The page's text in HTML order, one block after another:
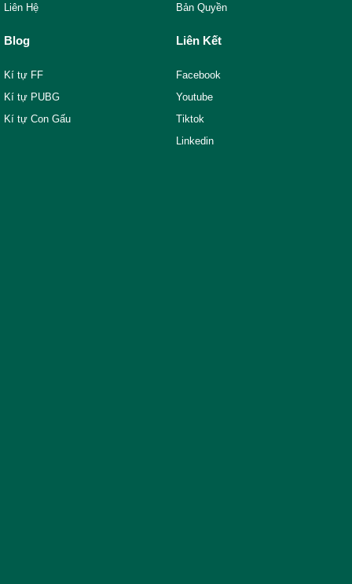
Liên Hệ
Bản Quyền
Blog
Kí tự FF
Kí tự PUBG
Kí tự Con Gấu
Liên Kết
Facebook
Youtube
Tiktok
Linkedin